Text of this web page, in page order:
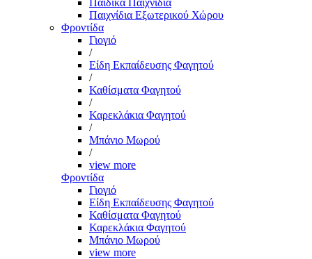
Παιδικά Παιχνίδια
Παιχνίδια Εξωτερικού Χώρου
Φροντίδα
Γιογιό
/
Είδη Εκπαίδευσης Φαγητού
/
Καθίσματα Φαγητού
/
Καρεκλάκια Φαγητού
/
Μπάνιο Μωρού
/
view more
Φροντίδα
Γιογιό
Είδη Εκπαίδευσης Φαγητού
Καθίσματα Φαγητού
Καρεκλάκια Φαγητού
Μπάνιο Μωρού
view more